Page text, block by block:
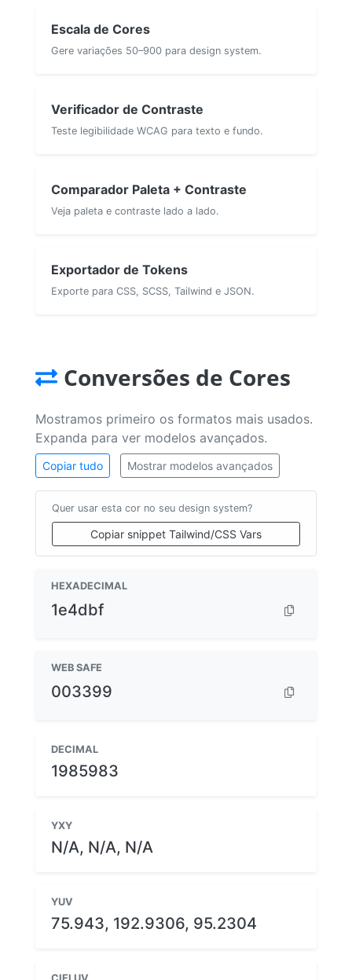
Escala de Cores
Gere variações 50–900 para design system.
Verificador de Contraste
Teste legibilidade WCAG para texto e fundo.
Comparador Paleta + Contraste
Veja paleta e contraste lado a lado.
Exportador de Tokens
Exporte para CSS, SCSS, Tailwind e JSON.
Conversões de Cores
Mostramos primeiro os formatos mais usados.
Expanda para ver modelos avançados.
Copiar tudo Mostrar modelos avançados
Quer usar esta cor no seu design system?
Copiar snippet Tailwind/CSS Vars
HEXADECIMAL
1e4dbf
WEB SAFE
003399
DECIMAL
1985983
YXY
N/A, N/A, N/A
YUV
75.943, 192.9306, 95.2304
CIELUV